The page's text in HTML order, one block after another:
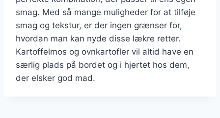
smag. Med så mange muligheder for at tilføje
smag og tekstur, er der ingen grænser for,
hvordan man kan nyde disse lækre retter.
Kartoffelmos og ovnkartofler vil altid have en
særlig plads på bordet og i hjertet hos dem,
der elsker god mad.